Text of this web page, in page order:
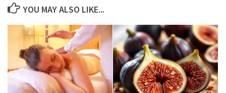
YOU MAY ALSO LIKE...